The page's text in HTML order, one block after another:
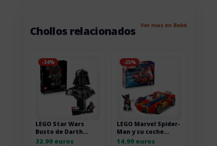
Chollos relacionados Ver mas en Bebé
-34%
LEGO Star Wars
Busto de Darth
Vader para adultos
32.99 euros
-25%
LEGO Marvel Spider-
Man y su coche
contra Wolverine
14.99 euros